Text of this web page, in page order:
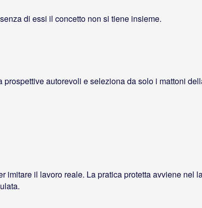
di essi il concetto non si tiene insieme.
autorevoli e seleziona da solo i mattoni
imitare il lavoro reale. La pratica protetta avviene